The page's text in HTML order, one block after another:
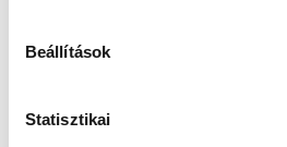
Beállítások
Statisztikai
és eszköz biztonságban
hajtották végre.